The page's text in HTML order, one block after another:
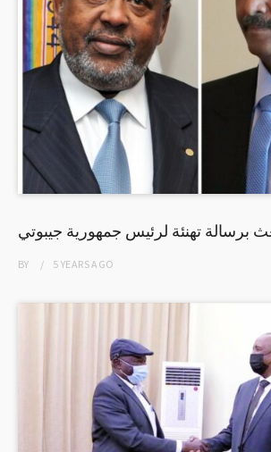
برسالة تهنئة لرئيس جمهورية جيبوتي
BY 5 YEARSAGO